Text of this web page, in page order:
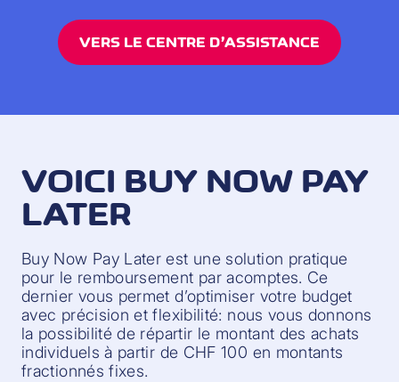
VERS LE CENTRE D’ASSISTANCE
VOICI BUY NOW PAY
LATER
Buy Now Pay Later est une solution pratique
pour le remboursement par acomptes. Ce
dernier vous permet d’optimiser votre budget
avec précision et flexibilité: nous vous donnons
la possibilité de répartir le montant des achats
individuels à partir de CHF 100 en montants
fractionnés fixes.